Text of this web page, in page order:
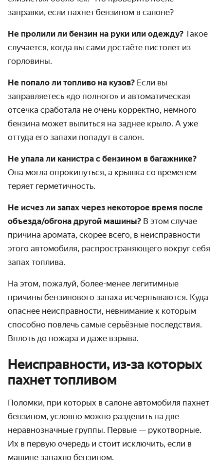
заправки, если пахнетбензином в салоне?
Не пролили ли бензин на руки или одежду? Такое
случается, когда вы сами достаёте пистолет из
горловины.
Не попало ли топливо на кузов? Если вы
заправляетесь «до полного» и автоматическая
отсечка сработала не очень корректно, немного
бензина может вылиться на заднее крыло. А уже
оттуда его запахи попадут в салон.
Не упала ли канистра с бензином в багажнике?
Она могла опрокинуться, а крышка со временем
теряет герметичность.
Не исчез ли запах через некоторое время после
объезда/обгона другой машины? В этом случае
причина аромата, скорее всего, в неисправности
этого автомобиля, распространяющего вокруг себя
запах топлива.
На этом, пожалуй, более-менее легитимные
причины бензинового запаха исчерпываются. Куда
опаснее неисправности, невнимание к которым
способно повлечь самые серьёзные последствия.
Вплоть до пожара и даже взрыва.
Неисправности, из-за которых
пахнет топливом
Поломки, при которых в салоне автомобиля пахнет
бензином, условно можно разделить на две
неравнозначные группы. Первые — рукотворные.
Их в первую очередь и стоит исключить, если в
машине запахло бензином.